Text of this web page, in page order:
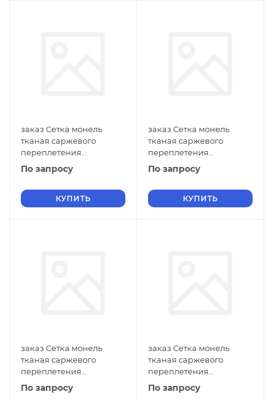
заказ Сетка монель
тканая саржевого
переплетения
двусторонняя
фильтровая 0,8х0,14 мм
ячейки
По запросу
КУПИТЬ
заказ Сетка монель
тканая саржевого
переплетения
двусторонняя
фильтровая 0,7х0,6 мм
ячейки
По запросу
КУПИТЬ
заказ Сетка монель
тканая саржевого
переплетения
двусторонняя
фильтровая 0,7х0,5 мм
По запросу
заказ Сетка монель
тканая саржевого
переплетения
двусторонняя
фильтровая 0,7х0,4 мм
По запросу